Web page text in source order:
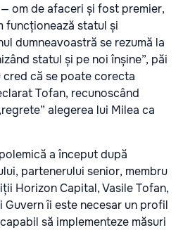
om de afaceri și fost premier,
funcționează statul și
dumneavoastră se rezumă la
statul și pe noi înșine”, păi
că se poate corecta
Tofan, recunoscând
alegerea lui Milea ca
a început după
partenerului senior, membru
Horizon Capital, Vasile Tofan,
îi este necesar un profil
să implementeze măsuri